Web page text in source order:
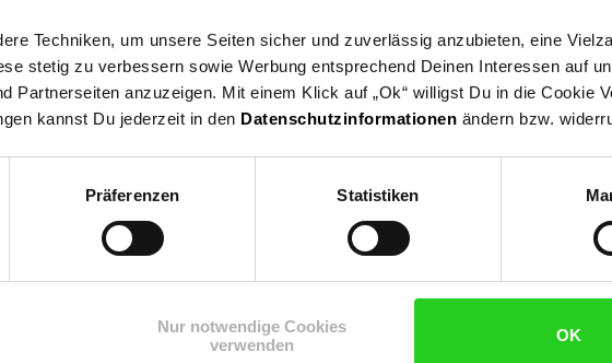
Techniken, um unsere Seiten sicher und zuverlässig anzubieten, eine
stetig zu verbessern sowie Werbung entsprechend Deinen Interessen auf
Partnerseiten anzuzeigen. Mit einem Klick auf „Ok“ willigst Du in die Cookie
kannst Du jederzeit in den Datenschutzinformationen ändern bzw.
Präferenzen Statistiken
Nur notwendige Cookies
verwenden
OK
Zurück zu Unternehmen Zurück zu Presse
NettoKOM